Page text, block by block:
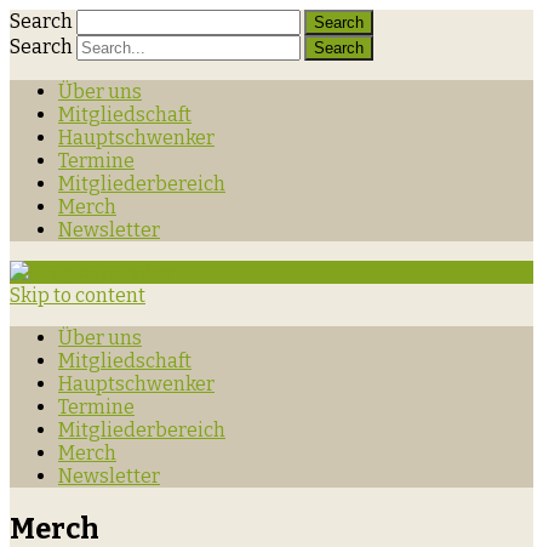
Search
Search
Über uns
Mitgliedschaft
Hauptschwenker
Termine
Mitgliederbereich
Merch
Newsletter
Skip to content
Über uns
Mitgliedschaft
Hauptschwenker
Termine
Mitgliederbereich
Merch
Newsletter
Merch